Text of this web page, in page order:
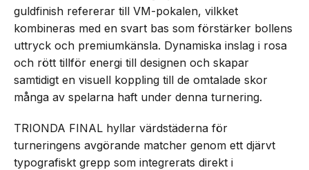
guldfinish refererar till VM-pokalen, vilkket
kombineras med en svart bas som förstärker bollens
uttryck och premiumkänsla. Dynamiska inslag i rosa
och rött tillför energi till designen och skapar
samtidigt en visuell koppling till de omtalade skor
många av spelarna haft under denna turnering.
TRIONDA FINAL hyllar värdstäderna för
turneringens avgörande matcher genom ett djärvt
typografiskt grepp som integrerats direkt i